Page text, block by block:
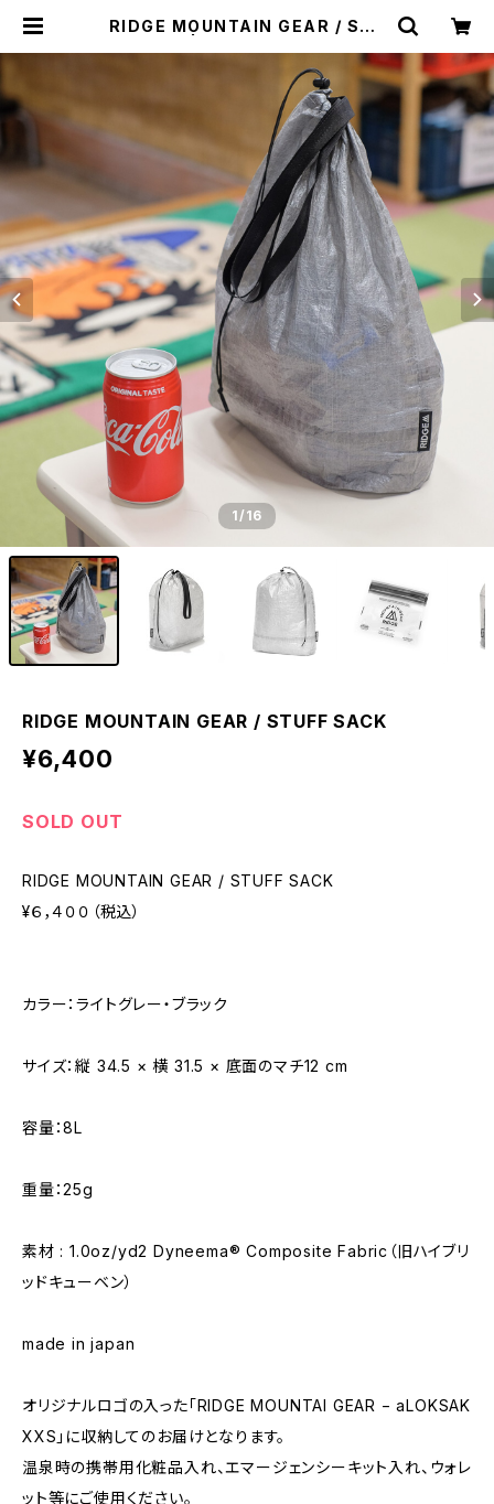
RIDGE MOUNTAIN GEAR / STU
1/16
RIDGE MOUNTAIN GEAR / STUFF SACK
¥6,400
SOLD OUT
RIDGE MOUNTAIN GEAR / STUFF SACK
¥６，４００（税込）
カラー：ライトグレー・ブラック
サイズ：縦 34.5 × 横 31.5 × 底面のマチ12 cm
容量：8L
重量：25g
素材 : 1.0oz/yd2 Dyneema® Composite Fabric（旧ハイブリ
ッドキューベン）
made in japan
オリジナルロゴの入った「RIDGE MOUNTAI GEAR − aLOKSAK
XXS」に収納してのお届けとなります。
温泉時の携帯用化粧品入れ、エマージェンシーキット入れ、ウォレ
ット等にご使用ください。